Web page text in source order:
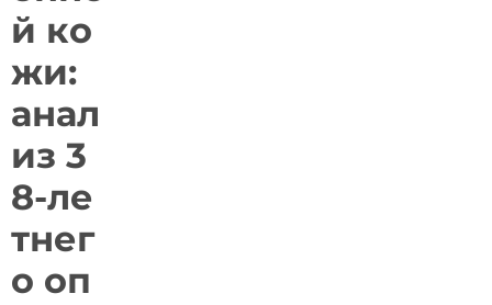
й ко
жи:
анал
из 3
8-ле
тнег
о оп